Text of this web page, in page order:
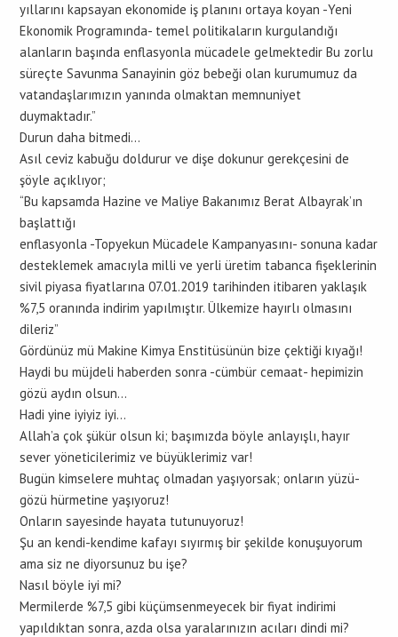
yıllarını kapsayan ekonomide iş planını ortaya koyan -Yeni
Ekonomik Programında- temel politikaların kurgulandığı
alanların başında enflasyonla mücadele gelmektedir Bu zorlu
süreçte Savunma Sanayinin göz bebeği olan kurumumuz da
vatandaşlarımızın yanında olmaktan memnuniyet
duymaktadır.”
Durun daha bitmedi…
Asıl ceviz kabuğu doldurur ve dişe dokunur gerekçesini de
şöyle açıklıyor;
“Bu kapsamda Hazine ve Maliye Bakanımız Berat Albayrak’ın
başlattığı
enflasyonla -Topyekun Mücadele Kampanyasını- sonuna kadar
desteklemek amacıyla milli ve yerli üretim tabanca fişeklerinin
sivil piyasa fiyatlarına 07.01.2019 tarihinden itibaren yaklaşık
%7,5 oranında indirim yapılmıştır. Ülkemize hayırlı olmasını
dileriz”
Gördünüz mü Makine Kimya Enstitüsünün bize çektiği kıyağı!
Haydi bu müjdeli haberden sonra -cümbür cemaat- hepimizin
gözü aydın olsun…
Hadi yine iyiyiz iyi…
Allah’a çok şükür olsun ki; başımızda böyle anlayışlı, hayır
sever yöneticilerimiz ve büyüklerimiz var!
Bugün kimselere muhtaç olmadan yaşıyorsak; onların yüzü-
gözü hürmetine yaşıyoruz!
Onların sayesinde hayata tutunuyoruz!
Şu an kendi-kendime kafayı sıyırmış bir şekilde konuşuyorum
ama siz ne diyorsunuz bu işe?
Nasıl böyle iyi mi?
Mermilerde %7,5 gibi küçümsenmeyecek bir fiyat indirimi
yapıldıktan sonra, azda olsa yaralarınızın acıları dindi mi?